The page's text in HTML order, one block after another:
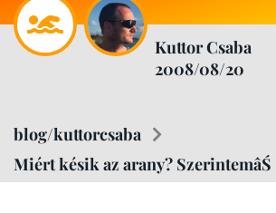
Kuttor Csaba
2008/08/20
blog/kuttorcsaba
Miért késik az arany? SzerintemâŚ